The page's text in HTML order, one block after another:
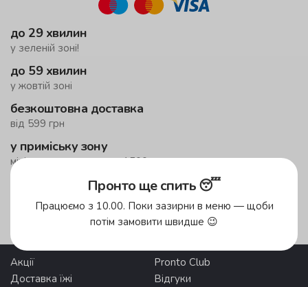
до 29 хвилин
у зеленій зоні!
до 59 хвилин
у жовтій зоні
безкоштовна доставка
від 599 грн
у приміську зону
мінімальне замовлення 1500 грн
Зони доставки
Акції
Pronto Club
Доставка їжі
Відгуки
Пронто ще спить 😴
Працюємо з 10.00. Поки зазирни в меню — щоби
потім замовити швидше 😉